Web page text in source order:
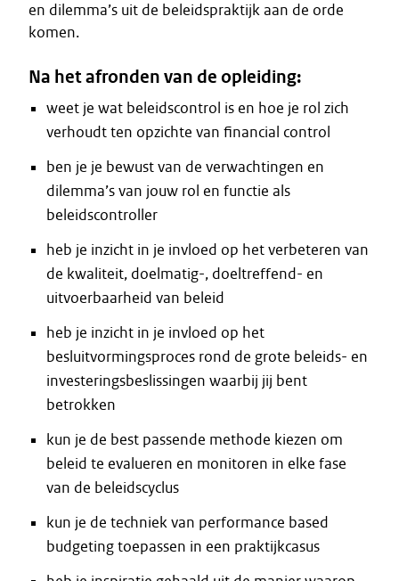
en dilemma’s uit de beleidspraktijk aan de orde
komen.
Na het afronden van de opleiding:
weet je wat beleidscontrol is en hoe je rol zich
verhoudt ten opzichte van financial control
ben je je bewust van de verwachtingen en
dilemma’s van jouw rol en functie als
beleidscontroller
heb je inzicht in je invloed op het verbeteren van
de kwaliteit, doelmatig-, doeltreffend- en
uitvoerbaarheid van beleid
heb je inzicht in je invloed op het
besluitvormingsproces rond de grote beleids- en
investeringsbeslissingen waarbij jij bent
betrokken
kun je de best passende methode kiezen om
beleid te evalueren en monitoren in elke fase
van de beleidscyclus
kun je de techniek van performance based
budgeting toepassen in een praktijkcasus